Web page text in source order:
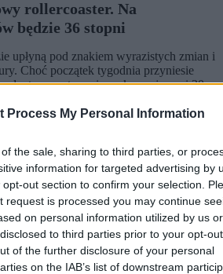
Process My Personal Information
the sale, sharing to third parties, or
information for targeted advertising by
out section to confirm your selection.
request is processed you may continue
on personal information utilized by us or
to third parties prior to your opt-
of the further disclosure of your personal
on the IAB’s list of downstream
rollercoaster. Na
będzie 36 stopni
upłyną pod znakiem wyrazistych zmian i
Choć początek tygodnia przyniesie
z temperaturami przekraczającymi 30
gdy do Polski wróci afrykański